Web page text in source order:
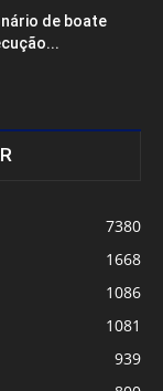
de boate
7380
1668
1086
1081
939